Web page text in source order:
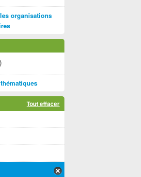
organisations
Tout effacer